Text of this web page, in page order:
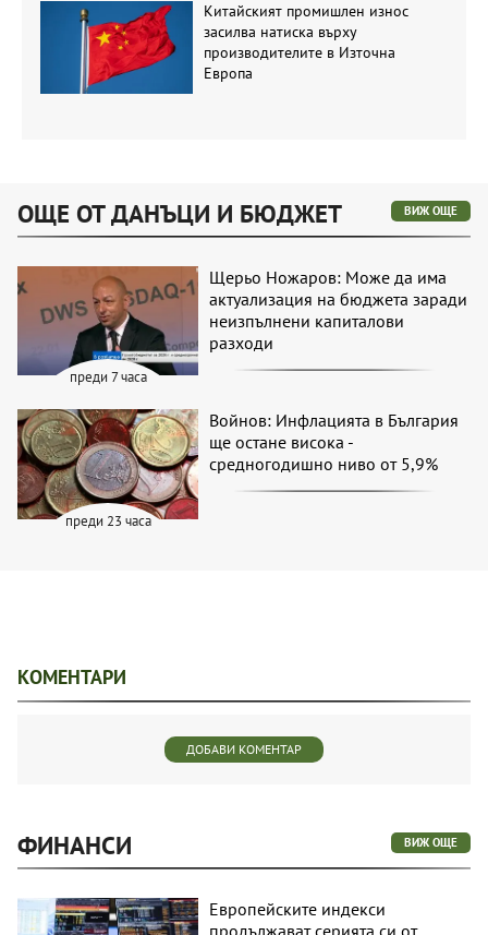
Китайският промишлен износ
засилва натиска върху
производителите в Източна
Европа
ОЩЕ ОТ ДАНЪЦИ И БЮДЖЕТ ВИЖ ОЩЕ
преди 7 часа
Щерьо Ножаров: Може да има
актуализация на бюджета заради
неизпълнени капиталови
разходи
преди 23 часа
Войнов: Инфлацията в България
ще остане висока -
средногодишно ниво от 5,9%
КОМЕНТАРИ
ДОБАВИ КОМЕНТАР
ФИНАНСИ ВИЖ ОЩЕ
Европейските индекси
продължават серията си от